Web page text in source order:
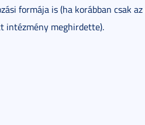
formája is (ha korábban csak
intézmény meghirdette).